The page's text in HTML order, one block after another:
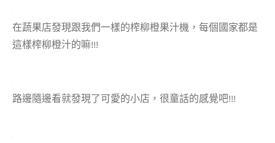
在蔬果店發現跟我們一樣的榨柳橙果汁機，每個國家都是
這樣榨柳橙汁的嘛!!!
路邊隨邊看就發現了可愛的小店，很童話的感覺吧!!!